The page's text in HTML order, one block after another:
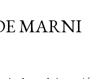
MARNI